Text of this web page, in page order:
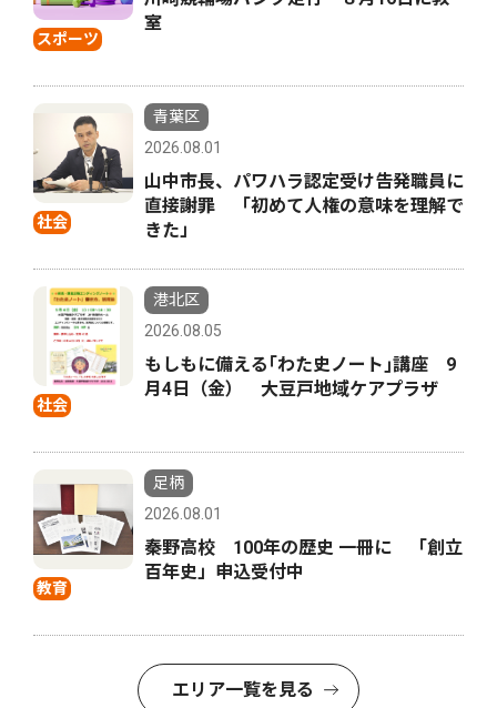
スポーツ
室
社会
青葉区
2026.08.01
山中市長、パワハラ認定受け告発職員に
直接謝罪 「初めて人権の意味を理解で
きた」
社会
港北区
2026.08.05
もしもに備える｢わた史ノート｣講座 9
月4日（金） 大豆戸地域ケアプラザ
教育
足柄
2026.08.01
秦野高校 100年の歴史 一冊に 「創立
百年史」申込受付中
エリア一覧を見る